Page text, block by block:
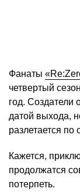
Фанаты
четвертый
год. Создатели
датой выхода,
разлетается по
Кажется,
продолжатся
потерпеть.